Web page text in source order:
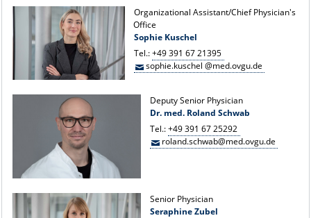
Organizational Assistant/Chief Physician's
Office
Sophie Kuschel
Tel.:+49 391 67 21395
sophie.kuschel @med.ovgu.de
Deputy Senior Physician
Dr. med. Roland Schwab
Tel.:+49 391 67 25292
roland.schwab@med.ovgu.de
Senior Physician
Seraphine Zubel